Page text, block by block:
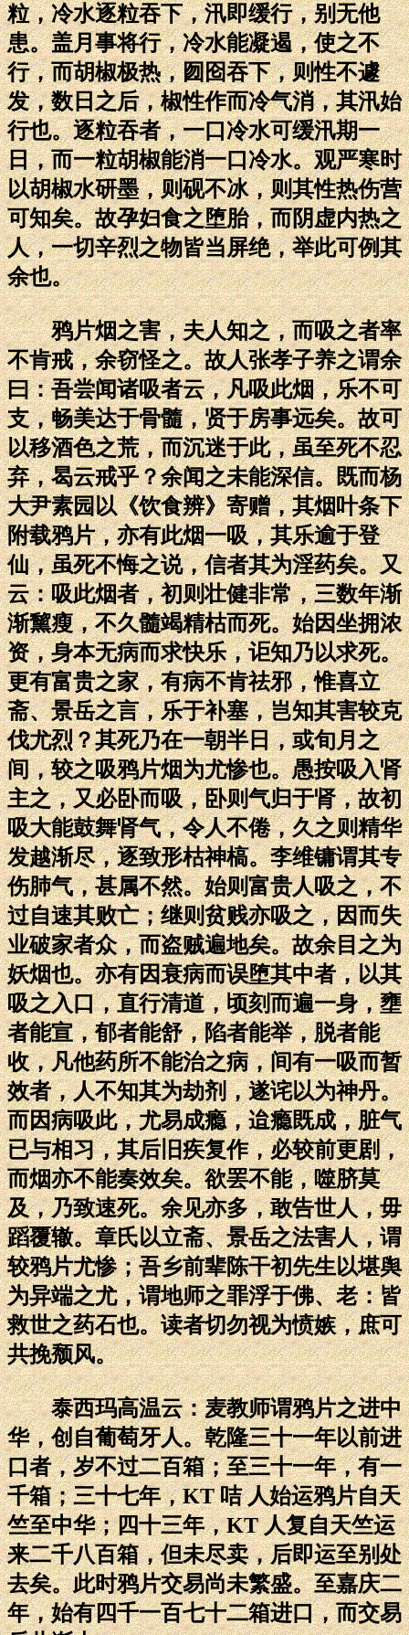
粒，冷水逐粒吞下，汛即缓行，别无他
患。盖月事将行，冷水能凝遏，使之不
行，而胡椒极热，囫囵吞下，则性不遽
发，数日之后，椒性作而冷气消，其汛始
行也。逐粒吞者，一口冷水可缓汛期一
日，而一粒胡椒能消一口冷水。观严寒时
以胡椒水研墨，则砚不冰，则其性热伤营
可知矣。故孕妇食之堕胎，而阴虚内热之
人，一切辛烈之物皆当屏绝，举此可例其
余也。
鸦片烟之害，夫人知之，而吸之者率
不肯戒，余窃怪之。故人张孝子养之谓余
曰：吾尝闻诸吸者云，凡吸此烟，乐不可
支，畅美达于骨髓，贤于房事远矣。故可
以移酒色之荒，而沉迷于此，虽至死不忍
弃，曷云戒乎？余闻之未能深信。既而杨
大尹素园以《饮食辨》寄赠，其烟叶条下
附载鸦片，亦有此烟一吸，其乐逾于登
仙，虽死不悔之说，信者其为淫药矣。又
云：吸此烟者，初则壮健非常，三数年渐
渐黧瘦，不久髓竭精枯而死。始因坐拥浓
资，身本无病而求快乐，讵知乃以求死。
更有富贵之家，有病不肯祛邪，惟喜立
斋、景岳之言，乐于补塞，岂知其害较克
伐尤烈？其死乃在一朝半日，或旬月之
间，较之吸鸦片烟为尤惨也。愚按吸入肾
主之，又必卧而吸，卧则气归于肾，故初
吸大能鼓舞肾气，令人不倦，久之则精华
发越渐尽，逐致形枯神槁。李维镛谓其专
伤肺气，甚属不然。始则富贵人吸之，不
过自速其败亡；继则贫贱亦吸之，因而失
业破家者众，而盗贼遍地矣。故余目之为
妖烟也。亦有因衰病而误堕其中者，以其
吸之入口，直行清道，顷刻而遍一身，壅
者能宣，郁者能舒，陷者能举，脱者能
收，凡他药所不能治之病，间有一吸而暂
效者，人不知其为劫剂，遂诧以为神丹。
而因病吸此，尤易成瘾，迨瘾既成，脏气
已与相习，其后旧疾复作，必较前更剧，
而烟亦不能奏效矣。欲罢不能，噬脐莫
及，乃致速死。余见亦多，敢告世人，毋
蹈覆辙。章氏以立斋、景岳之法害人，谓
较鸦片尤惨；吾乡前辈陈干初先生以堪舆
为异端之尤，谓地师之罪浮于佛、老：皆
救世之药石也。读者切勿视为愤嫉，庶可
共挽颓风。
泰西玛高温云：麦教师谓鸦片之进中
华，创自葡萄牙人。乾隆三十一年以前进
口者，岁不过二百箱；至三十一年，有一
千箱；三十七年，KT 咭 人始运鸦片自天
竺至中华；四十三年，KT 人复自天竺运
来二千八百箱，但未尽卖，后即运至别处
去矣。此时鸦片交易尚未繁盛。至嘉庆二
年，始有四千一百七十二箱进口，而交易